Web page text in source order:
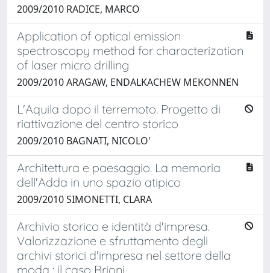
2009/2010 RADICE, MARCO
Application of optical emission
spectroscopy method for characterization
of laser micro drilling
2009/2010 ARAGAW, ENDALKACHEW MEKONNEN
L'Aquila dopo il terremoto. Progetto di
riattivazione del centro storico
2009/2010 BAGNATI, NICOLO'
Architettura e paesaggio. La memoria
dell'Adda in uno spazio atipico
2009/2010 SIMONETTI, CLARA
Archivio storico e identità d'impresa.
Valorizzazione e sfruttamento degli
archivi storici d'impresa nel settore della
moda : il caso Brioni